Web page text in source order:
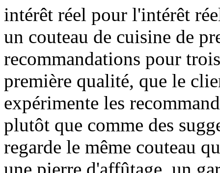
intérêt réel pour l'intérêt
un couteau de cuisine de
recommandations pour
première qualité, que le
expérimente les
plutôt que comme des
regarde le même couteau
une pierre d'affûtage, un